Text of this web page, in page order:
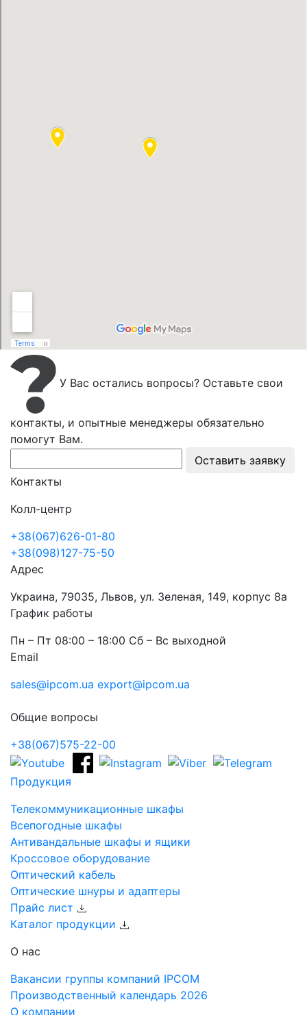
У Вас остались вопросы? Оставьте свои
контакты, и опытные менеджеры обязательно
помогут Вам.
Оставить заявку
Контакты
Колл-центр
+38(067)626-01-80
+38(098)127-75-50
Адрес
Украина, 79035, Львов, ул. Зеленая, 149, корпус 8а
График работы
Пн – Пт 08:00 – 18:00 Сб – Вс выходной
Email
sales@ipcom.ua export@ipcom.ua
Общие вопросы
+38(067)575-22-00
Продукция
Телекоммуникационные шкафы
Всепогодные шкафы
Антивандальные шкафы и ящики
Кроссовое оборудование
Оптический кабель
Оптические шнуры и адаптеры
Прайс лист
Каталог продукции
О нас
Вакансии группы компаний IPCOM
Производственный календарь 2026
О компании